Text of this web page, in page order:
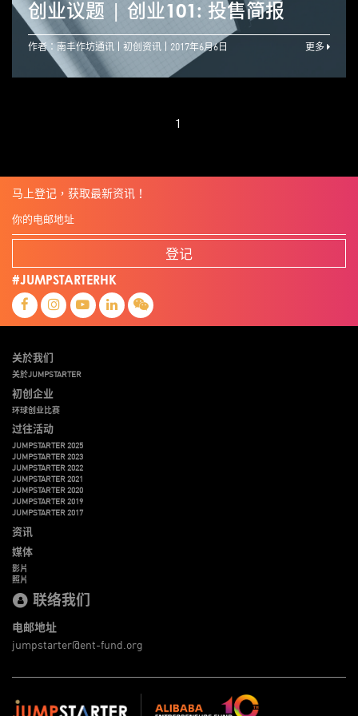
创业议题 | 创业101: 投售简报
作者：南丰作坊通讯 初创资讯 2017年6月6日 更多
1
马上登记，获取最新资讯！
登记
#JUMPSTARTERHK
关於我们
关於JUMPSTARTER
初创企业
环球创业比赛
过往活动
JUMPSTARTER 2025
JUMPSTARTER 2023
JUMPSTARTER 2022
JUMPSTARTER 2021
JUMPSTARTER 2020
JUMPSTARTER 2019
JUMPSTARTER 2017
资讯
媒体
影片
照片
联络我们
电邮地址
jumpstarter@ent-fund.org